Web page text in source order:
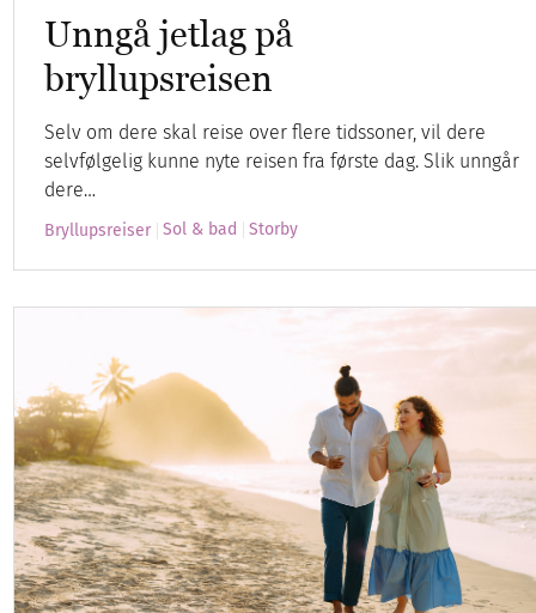
Unngå jetlag på
bryllupsreisen
Selv om dere skal reise over flere tidssoner, vil dere
selvfølgelig kunne nyte reisen fra første dag. Slik unngår
dere…
Bryllupsreiser Sol & bad Storby